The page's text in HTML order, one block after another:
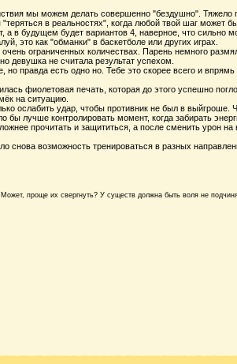
мы можем делать совершенно "бездушно". Тяжело
в реальностях", когда любой твой шаг может
в будущем будет вариантов 4, наверное, что сильно
это как "обманки" в баскетболе или других играх.
ограниченных количествах. Парень немного
девушка не считала результат успехом.
правда есть одно но. Тебе это скорее всего и
фиолетовая печать, которая до этого успешно
на ситуацию.
ослабить удар, чтобы противник не был в выйгроше.
лучше контролировать момент, когда забирать
прочитать и защититься, а после сменить урон
снова возможность тренироваться в разных
проще их свергнуть? У существ должна быть воля не